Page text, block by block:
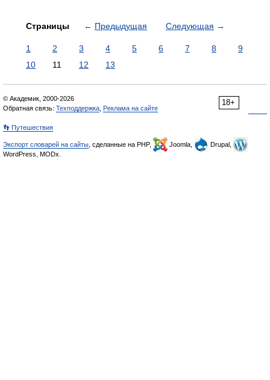
Страницы ← Предыдущая Следующая →
1 2 3 4 5 6 7 8
9
10
11 12 13
18+
© Академик, 2000-2026
Обратная связь: Техподдержка Реклама на сайте
👣 Путешествия
Экспорт словарей на сайты , сделанные на PHP, Joomla,
Drupal,
WordPress, MODx.